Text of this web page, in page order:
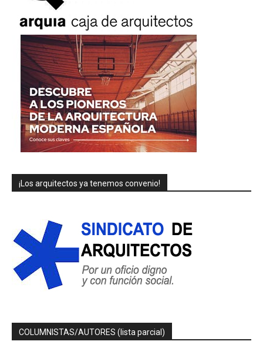
¡Los arquitectos ya tenemos convenio!
COLUMNISTAS/AUTORES (lista parcial)